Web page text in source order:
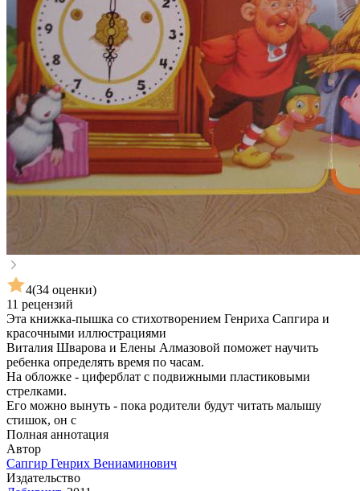
4(34 оценки)
11 рецензий
Эта книжка-пышка со стихотворением Генриха Сапгира и
красочными иллюстрациями
Виталия Шварова и Елены Алмазовой поможет научить
ребенка определять время по часам.
На обложке - циферблат с подвижными пластиковыми
стрелками.
Его можно вынуть - пока родители будут читать малышу
стишок, он с
Полная аннотация
Автор
Сапгир Генрих Вениаминович
Издательство